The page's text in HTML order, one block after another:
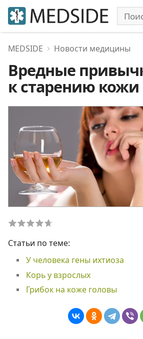
MEDSIDE Новости медицины
Вредные
к старению кожи
Статьи по теме:
У человека гены ихтиоза
Корь у взрослых
Грибок на коже головы